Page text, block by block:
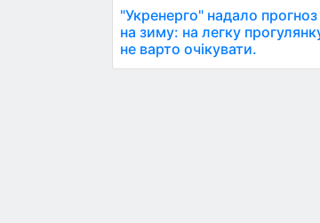
"Укренерго" надало прогноз
на зиму: на легку
не варто очікувати.